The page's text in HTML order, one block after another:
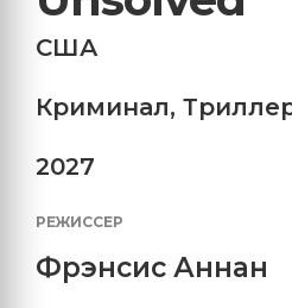
США
Криминал,
2027
РЕЖИССЕР
Фрэнсис Аннан